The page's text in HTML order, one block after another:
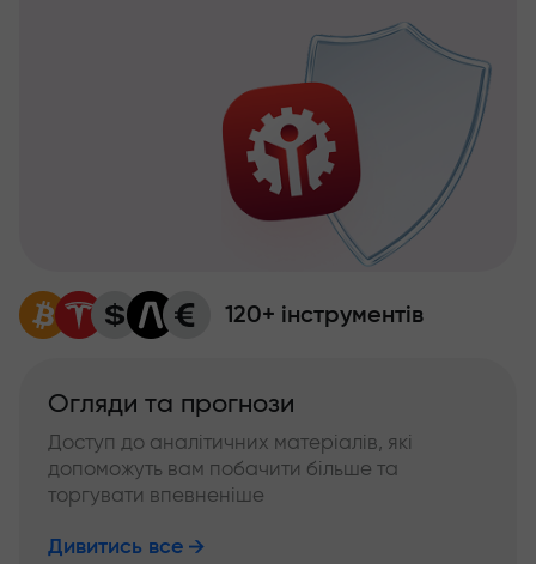
120+ інструментів
Огляди та прогнози
Доступ до аналітичних матеріалів, які
допоможуть вам побачити більше та
торгувати впевненіше
Дивитись все